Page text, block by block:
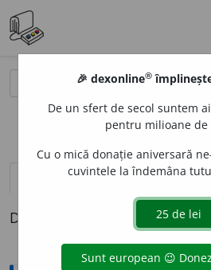
definiții (1) pronunțievolume_up (8)
Definiția cu ID-ul 1158722:
🎉 dexonline®
De un sfert de secol suntem
pentru milioane de
Cu o mică donație aniversară
cuvintele la îndemâna